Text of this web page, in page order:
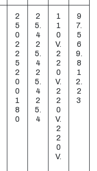
2
5
0
2
2
5
2
0
0
1
8
0
2
5.
4
2
5.
4
2
5.
4
2
5.
4
1
1
0
V.
2
2
0
V.
2
2
0
V.
2
2
0
V.
9
7.
5
6
9.
8
1
2.
2
3